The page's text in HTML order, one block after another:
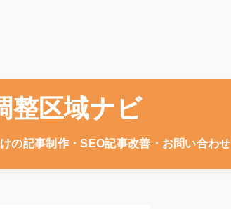
整区域ナビ
の記事制作・SEO記事改善・お問い合わせ